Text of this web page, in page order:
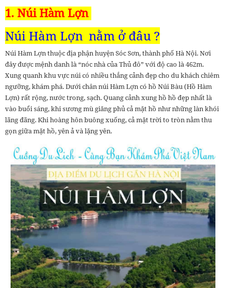
1. Núi Hàm Lợn
Núi Hàm Lợn nằm ở đâu ?
Núi Hàm Lợn thuộc địa phận huyện Sóc Sơn, thành phố Hà Nội. Nơi
đây được mệnh danh là “nóc nhà của Thủ đô” với độ cao là 462m.
Xung quanh khu vực núi có nhiều thắng cảnh đẹp cho du khách chiêm
ngưỡng, khám phá. Dưới chân núi Hàm Lợn có hồ Núi Bàu (Hồ Hàm
Lợn) rất rộng, nước trong, sạch. Quang cảnh xung hồ hồ đẹp nhất là
vào buổi sáng, khi sương mù giăng phủ cả mặt hồ như những làn khói
lãng đãng. Khi hoàng hôn buông xuống, cả mặt trời to tròn nằm thu
gọn giữa mặt hồ, yên ả và lặng yên.